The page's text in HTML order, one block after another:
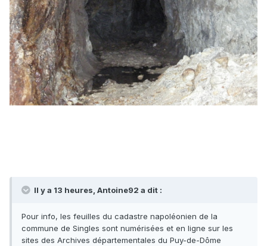
Il y a 13 heures, Antoine92 a dit :
Pour info, les feuilles du cadastre napoléonien de la
commune de Singles sont numérisées et en ligne sur les
sites des Archives départementales du Puy-de-Dôme